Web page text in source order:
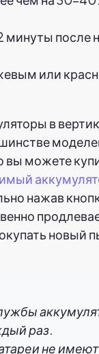
минуты после
или
в
вы можете
нажав
новый
раз.
не имеют